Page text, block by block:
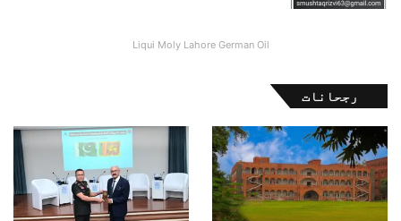
Liqui Moly Lahore German Oil
رجحانات